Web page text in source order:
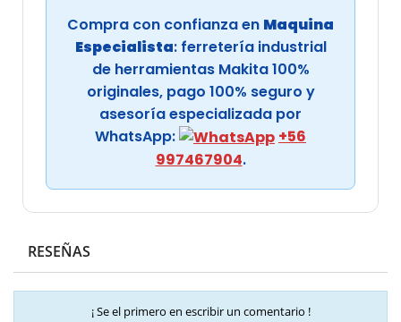
Compra con confianza en Maquina
Especialista: ferretería industrial
de herramientas Makita 100%
originales, pago 100% seguro y
asesoría especializada por
WhatsApp:
+56
997467904.
RESEÑAS
¡ Se el primero en escribir un comentario !